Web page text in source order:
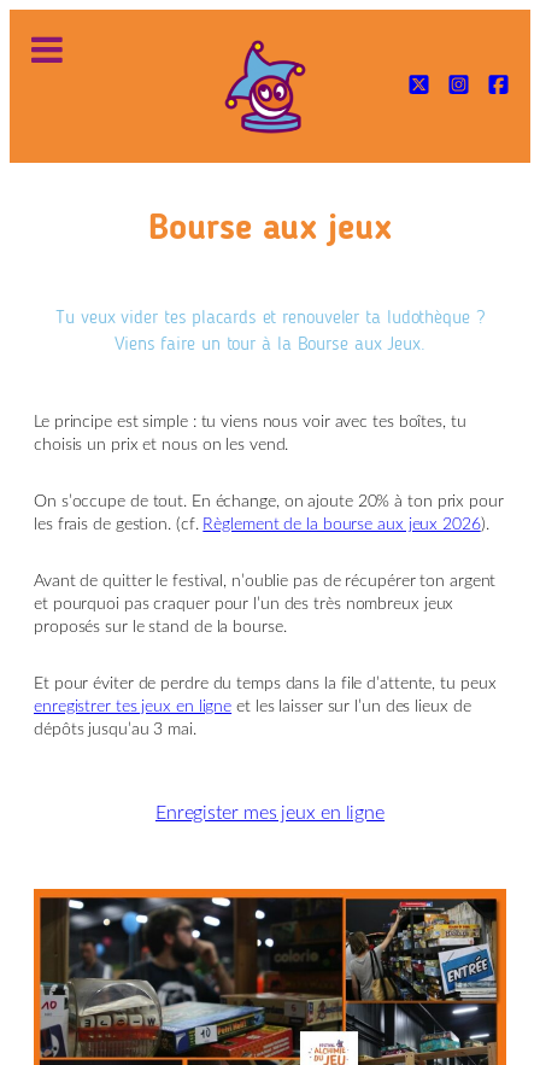
Bourse aux jeux
Tu veux vider tes placards et renouveler ta ludothèque ?
Viens faire un tour à la Bourse aux Jeux.
Le principe est simple : tu viens nous voir avec tes boîtes, tu
choisis un prix et nous on les vend.
On s’occupe de tout. En échange, on ajoute 20% à ton prix pour
les frais de gestion. (cf. Règlement de la bourse aux jeux 2026).
Avant de quitter le festival, n’oublie pas de récupérer ton argent
et pourquoi pas craquer pour l’un des très nombreux jeux
proposés sur le stand de la bourse.
Et pour éviter de perdre du temps dans la file d’attente, tu peux
enregistrer tes jeux en ligne et les laisser sur l’un des lieux de
dépôts jusqu’au 3 mai.
Enregister mes jeux en ligne